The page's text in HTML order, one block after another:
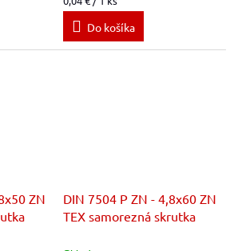
cena:
Do košíka
ZN
DIN 7504 P ZN - 4,8x60 ZN
TEX samorezná skrutka